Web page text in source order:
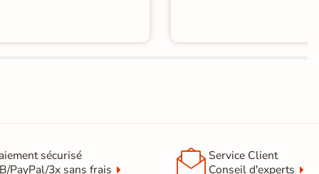
sécurisé
PayPal/3x sans frais
 Service Client
Conseil d'experts